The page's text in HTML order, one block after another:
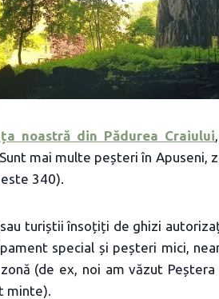
noastră din Pădurea Craiului
mai multe peșteri în Apuseni,
340).
turiștii însoțiți de ghizi
special și peșteri mici,
(de ex, noi am văzut Peștera
minte).